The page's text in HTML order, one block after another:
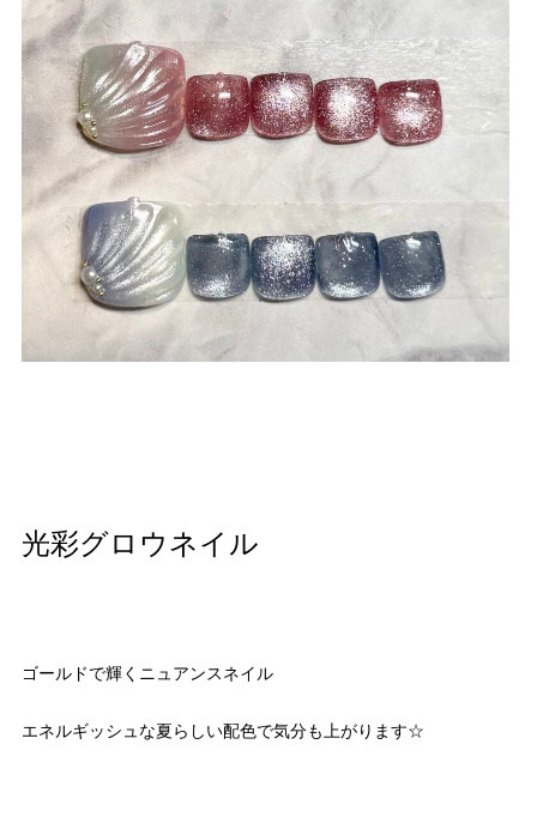
光彩グロウネイル
ゴールドで輝くニュアンスネイル
エネルギッシュな夏らしい配色で気分も上がります☆